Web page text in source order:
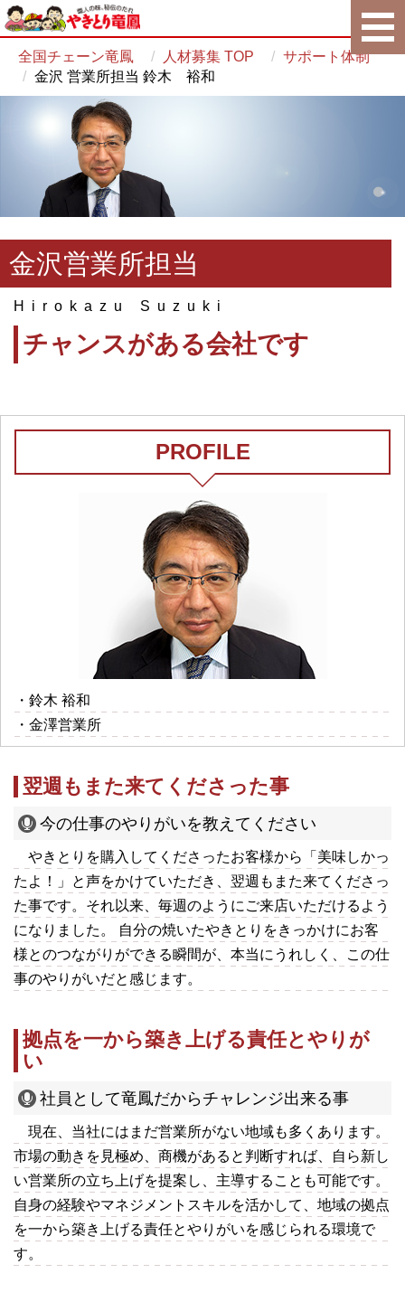
全国チェーン竜鳳 人材募集 TOP
サポート体制
金沢 営業所担当 鈴木 裕和
金沢営業所担当
Hirokazu Suzuki
チャンスがある会社です
PROFILE
・鈴木 裕和
・金澤営業所
翌週もまた来てくださった事
今の仕事のやりがいを教えてください
やきとりを購入してくださったお客様から「美味しかっ
たよ！」と声をかけていただき、翌週もまた来てくださっ
た事です。それ以来、毎週のようにご来店いただけるよう
になりました。 自分の焼いたやきとりをきっかけにお客
様とのつながりができる瞬間が、本当にうれしく、この仕
事のやりがいだと感じます。
拠点を一から築き上げる責任とやりが
い
社員として竜鳳だからチャレンジ出来る事
現在、当社にはまだ営業所がない地域も多くあります。
市場の動きを見極め、商機があると判断すれば、自ら新し
い営業所の立ち上げを提案し、主導することも可能です。
自身の経験やマネジメントスキルを活かして、地域の拠点
を一から築き上げる責任とやりがいを感じられる環境で
す。